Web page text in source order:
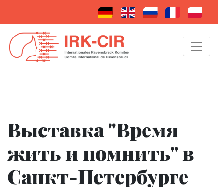
Выставка "Время
жить и помнить" в
Санкт-Петербурге